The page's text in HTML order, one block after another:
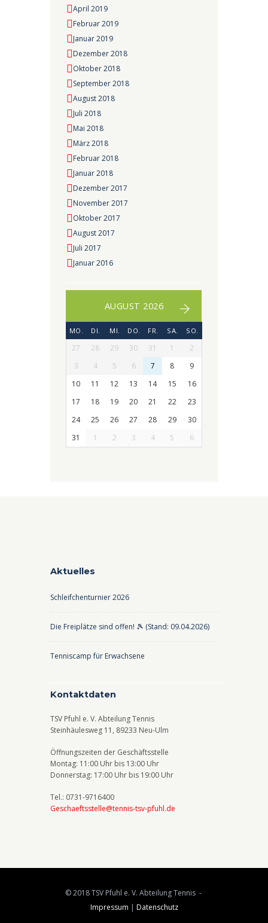
April 2019
Februar 2019
Januar 2019
Dezember 2018
Oktober 2018
September 2018
August 2018
Juli 2018
Mai 2018
März 2018
Februar 2018
Januar 2018
Dezember 2017
November 2017
Oktober 2017
August 2017
Juli 2017
Januar 2016
AUGUST 2026
MO. DI. MI. DO. FR. SA. SO.
27 28 29 30 31 1
2
3
4 5 6 7 8
9
10
11 12 13 14 15
16
17
18 19 20 21 22
23
24
25 26 27 28 29
30
31
1 2 3 4 5 6
Aktuelles
Schleifchenturnier 2026
Die Freiplätze sind offen! 🎾 (Stand: 09.04.2026)
Tenniscamp für Erwachsene
Kontaktdaten
TSV Pfuhl e. V. Abteilung Tennis
Steinhäulesweg 11, 89233 Neu-Ulm
Öffnungszeiten der Geschäftsstelle
Montag: 11:00 Uhr bis 13:00 Uhr
Donnerstag: 17:00 Uhr bis 19:00 Uhr
Tel.: 0731-9716400
Geschaeftsstelle@tennis-tsv-pfuhl.de
© 2018 TSV Pfuhl e. V. Abteilung Tennis -
Impressum | Datenschutz